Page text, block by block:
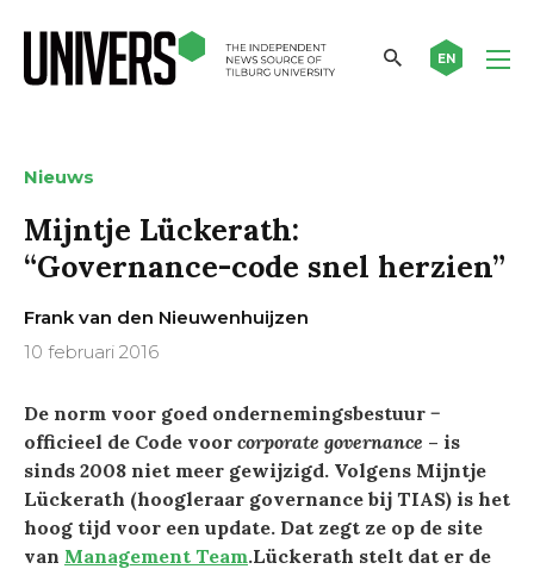
EN
Nieuws
Mijntje Lückerath:
“Governance-code snel herzien”
Frank van den Nieuwenhuijzen
10 februari 2016
De norm voor goed ondernemingsbestuur −
officieel de Code voor corporate governance – is
sinds 2008 niet meer gewijzigd. Volgens Mijntje
Lückerath (hoogleraar governance bij TIAS) is het
hoog tijd voor een update. Dat zegt ze op de site
van Management Team.Lückerath stelt dat er de